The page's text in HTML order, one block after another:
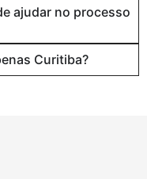
ajudar no processo
Curitiba?